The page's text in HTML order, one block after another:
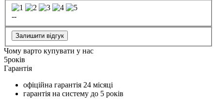
--
Залишити відгук
Чому варто купувати у нас
5років
Гарантія
офіційна гарантія 24 місяці
гарантія на систему до 5 років